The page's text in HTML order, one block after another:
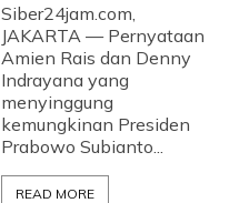
Siber24jam.com,
JAKARTA — Pernyataan
Amien Rais dan Denny
Indrayana yang
menyinggung
kemungkinan Presiden
Prabowo Subianto...
READ MORE